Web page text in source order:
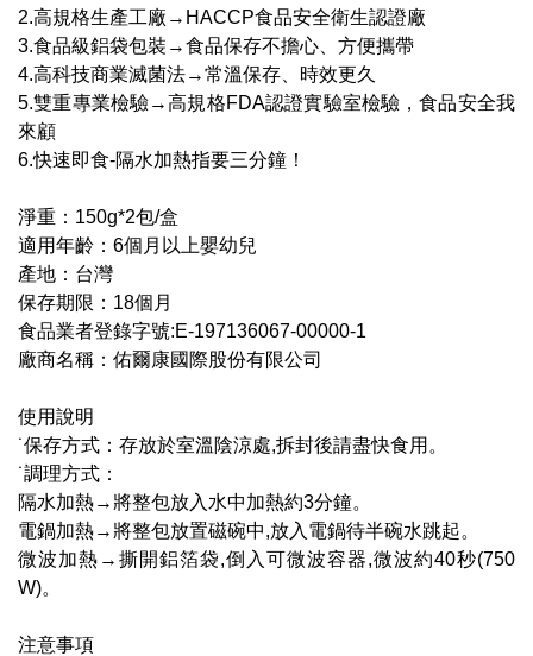
2.高規格生產工廠→HACCP食品安全衛生認證廠
3.食品級鋁袋包裝→食品保存不擔心、方便攜帶
4.高科技商業滅菌法→常溫保存、時效更久
5.雙重專業檢驗→高規格FDA認證實驗室檢驗，食品安全我
來顧
6.快速即食-隔水加熱指要三分鐘！
淨重：150g*2包/盒
適用年齡：6個月以上嬰幼兒
產地：台灣
保存期限：18個月
食品業者登錄字號:E-197136067-00000-1
廠商名稱：佑爾康國際股份有限公司
使用說明
˙保存方式：存放於室溫陰涼處,拆封後請盡快食用。
˙調理方式：
隔水加熱→將整包放入水中加熱約3分鐘。
電鍋加熱→將整包放置磁碗中,放入電鍋待半碗水跳起。
微波加熱→撕開鋁箔袋,倒入可微波容器,微波約40秒(750
W)。
注意事項